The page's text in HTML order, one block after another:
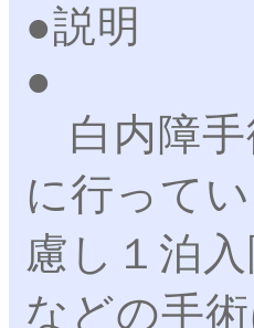
●説明
白内障手
に行って
慮し１泊
などの手